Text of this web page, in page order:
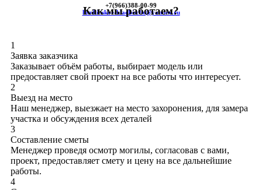
+7(966)388-00-99
himkinskoe-kladbische@yandex.ru
Как мы работаем?
1
Заявка заказчика
Заказывает объём работы, выбирает модель или
предоставляет свой проект на все работы что интересует.
2
Выезд на место
Наш менеджер, выезжает на место захоронения, для замера
участка и обсуждения всех деталей
3
Составление сметы
Менеджер проведя осмотр могилы, согласовав с вами,
проект, предоставляет смету и цену на все дальнейшие
работы.
4